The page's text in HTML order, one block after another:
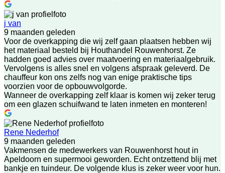
j van
9 maanden geleden
Voor de overkapping die wij zelf gaan plaatsen hebben wij
het materiaal besteld bij Houthandel Rouwenhorst. Ze
hadden goed advies over maatvoering en materiaalgebruik.
Vervolgens is alles snel en volgens afspraak geleverd. De
chauffeur kon ons zelfs nog van enige praktische tips
voorzien voor de opbouwvolgorde.
Wanneer de overkapping zelf klaar is komen wij zeker terug
om een glazen schuifwand te laten inmeten en monteren!
Rene Nederhof
9 maanden geleden
Vakmensen de medewerkers van Rouwenhorst hout in
Apeldoorn en supermooi geworden. Echt ontzettend blij met
bankje en tuindeur. De volgende klus is zeker weer voor hun.